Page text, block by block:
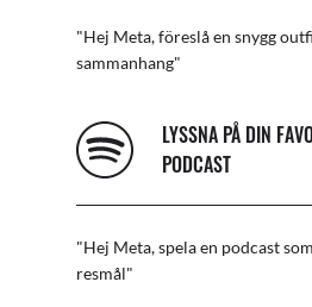
"Hej Meta, föreslå en snygg
sammanhang"
LYSSNA PÅ DIN
PODCAST
"Hej Meta, spela en podcast
resmål"